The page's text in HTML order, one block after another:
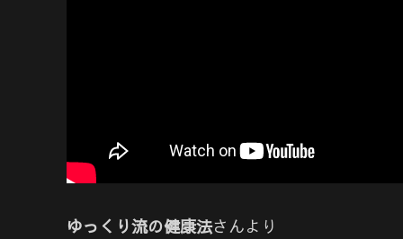
ゆっくり流の健康法さんより